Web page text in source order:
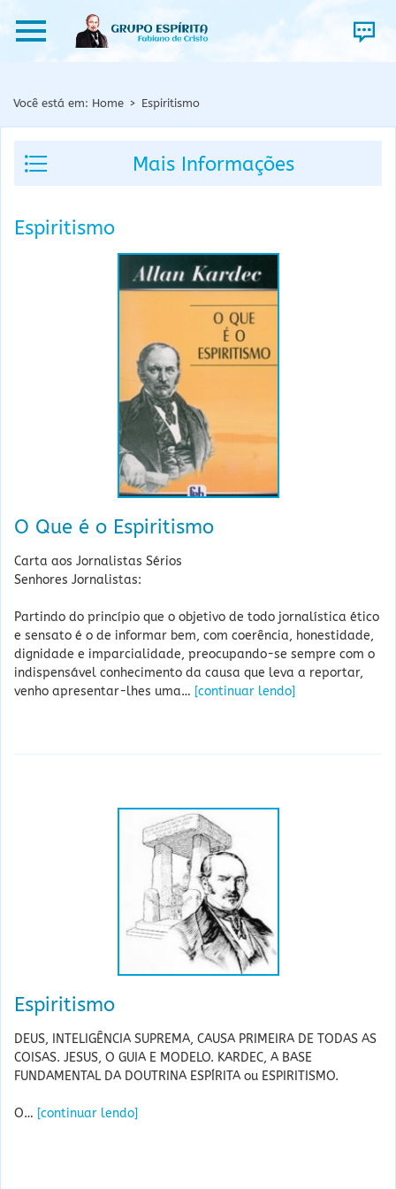
Você está em: Home > Espiritismo
Espiritismo
O Que é o Espiritismo
Carta aos Jornalistas Sérios
Senhores Jornalistas:
Partindo do princípio que o objetivo de todo jornalística ético
e sensato é o de informar bem, com coerência, honestidade,
dignidade e imparcialidade, preocupando-se sempre com o
indispensável conhecimento da causa que leva a reportar,
venho apresentar-lhes uma… [continuar lendo]
Espiritismo
DEUS, INTELIGÊNCIA SUPREMA, CAUSA PRIMEIRA DE TODAS AS
COISAS. JESUS, O GUIA E MODELO. KARDEC, A BASE
FUNDAMENTAL DA DOUTRINA ESPÍRITA ou ESPIRITISMO.
O… [continuar lendo]
Mais Informações